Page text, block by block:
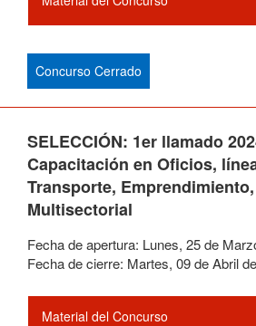
Concurso Cerrado
SELECCIÓN: 1er llamado
Capacitación en Oficios,
Transporte,
Multisectorial
Fecha de apertura: Lunes, 25de
Fecha de cierre: Martes, 09deAbrilde
Material del Concurso